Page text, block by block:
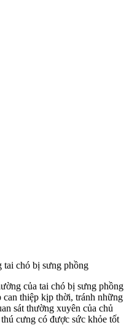
tai chó bị sưng phồng
của tai chó bị sưng phồng
can thiệp kịp thời, tránh những
sát thường xuyên của chủ
cưng có được sức khỏe tốt